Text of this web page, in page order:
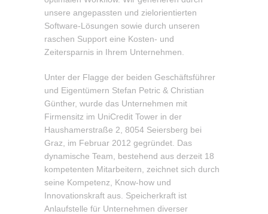
unsere angepassten und zielorientierten
Software-Lösungen sowie durch unseren
raschen Support eine Kosten- und
Zeitersparnis in Ihrem Unternehmen.
Unter der Flagge der beiden Geschäftsführer
und Eigentümern Stefan Petric & Christian
Günther, wurde das Unternehmen mit
Firmensitz im UniCredit Tower in der
Haushamerstraße 2, 8054 Seiersberg bei
Graz, im Februar 2012 gegründet. Das
dynamische Team, bestehend aus derzeit 18
kompetenten Mitarbeitern, zeichnet sich durch
seine Kompetenz, Know-how und
Innovationskraft aus. Speicherkraft ist
Anlaufstelle für Unternehmen diverser